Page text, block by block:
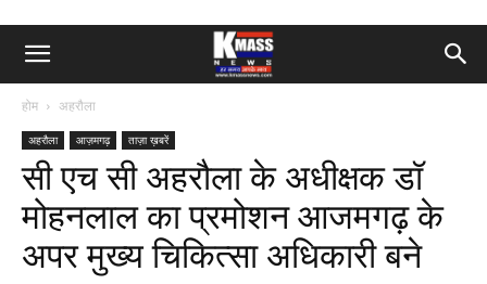
होम अहरौला
अहरौला आज़मगढ़ ताज़ा ख़बरें
सी एच सी अहरौला के अधीक्षक डॉ
मोहनलाल का प्रमोशन आजमगढ़ के
अपर मुख्य चिकित्सा अधिकारी बने